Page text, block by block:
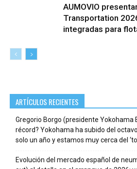
AUMOVIO
Transportation
integradas para
ARTÍCULOS RECIENTES
Gregorio Borgo (presidente Yokohama
récord? Yokohama ha subido del
solo un año y estamos muy cerca del
Evolución del mercado español de